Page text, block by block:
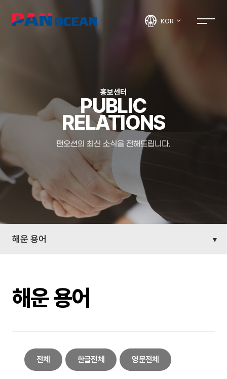
KOR
홍보센터
PUBLIC
RELATIONS
팬오션의 최신 소식을 전해드립니다.
해운 용어
해운 용어
전체 한글전체 영문전체